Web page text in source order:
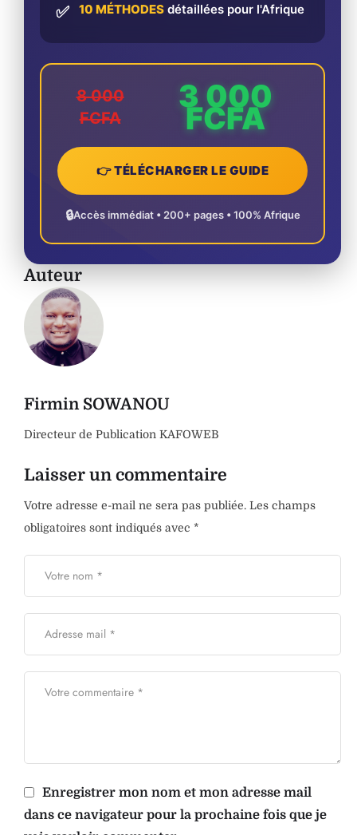
✅ 10 MÉTHODES détaillées pour l'Afrique
8 000
FCFA
3 000
FCFA
👉 TÉLÉCHARGER LE GUIDE
🔒Accès immédiat • 200+ pages • 100% Afrique
Auteur
Firmin SOWANOU
Directeur de Publication KAFOWEB
Laisser un commentaire
Votre adresse e-mail ne sera pas publiée. Les champs
obligatoires sont indiqués avec *
Enregistrer mon nom et mon adresse mail
dans ce navigateur pour la prochaine fois que je